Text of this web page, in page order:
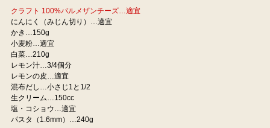
クラフト 100%パルメザンチーズ…適宜
にんにく（みじん切り）…適宜
かき…150g
小麦粉…適宜
白菜…210g
レモン汁…3/4個分
レモンの皮…適宜
混布だし…小さじ1と1/2
生クリーム…150cc
塩・コショウ…適宜
パスタ（1.6mm）…240g